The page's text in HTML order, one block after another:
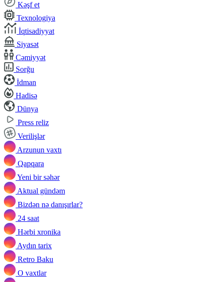
Kəşf et
Texnologiya
İqtisadiyyat
Siyasət
Cəmiyyət
Sorğu
İdman
Hadisə
Dünya
Press reliz
Verilişlər
Arzunun vaxtı
Qapqara
Yeni bir səhər
Aktual gündəm
Bizdən nə danışırlar?
24 saat
Hərbi xronika
Aydın tarix
Retro Baku
O vaxtlar